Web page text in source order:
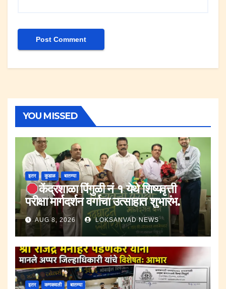
YOU MISSED
इतर कुडाळ बातम्या
केंद्रशाळा पिंगुळी नं १ येथे शिष्यवृत्ती
परीक्षा मार्गदर्शन वर्गाचा उत्साहात शुभारंभ.
AUG 8, 2026 LOKSANVAD NEWS
इतर कणकवली बातम्या